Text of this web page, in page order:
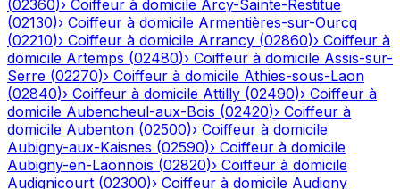
(02360)› Coiffeur à domicile Arcy-Sainte-Restitue
(02130)› Coiffeur à domicile Armentières-sur-Ourcq
(02210)› Coiffeur à domicile Arrancy (02860)› Coiffeur à
domicile Artemps (02480)› Coiffeur à domicile Assis-sur-
Serre (02270)› Coiffeur à domicile Athies-sous-Laon
(02840)› Coiffeur à domicile Attilly (02490)› Coiffeur à
domicile Aubencheul-aux-Bois (02420)› Coiffeur à
domicile Aubenton (02500)› Coiffeur à domicile
Aubigny-aux-Kaisnes (02590)› Coiffeur à domicile
Aubigny-en-Laonnois (02820)› Coiffeur à domicile
Audignicourt (02300)› Coiffeur à domicile Audigny